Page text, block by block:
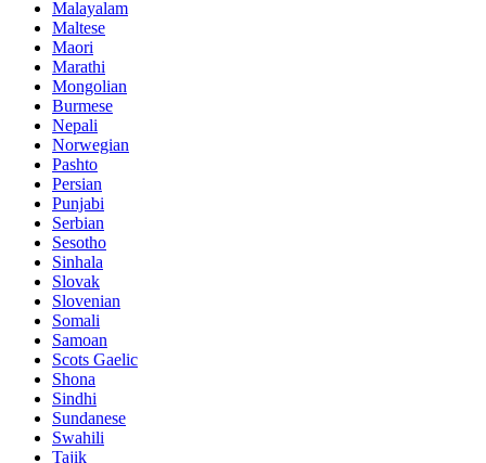
Malayalam
Maltese
Maori
Marathi
Mongolian
Burmese
Nepali
Norwegian
Pashto
Persian
Punjabi
Serbian
Sesotho
Sinhala
Slovak
Slovenian
Somali
Samoan
Scots Gaelic
Shona
Sindhi
Sundanese
Swahili
Tajik